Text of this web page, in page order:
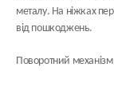
металу. На ніжках
від пошкоджень.
Поворотний механізм